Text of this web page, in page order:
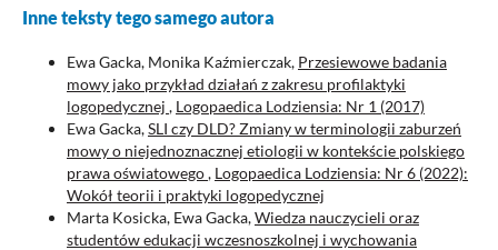
Inne teksty tego samego autora
Ewa Gacka, Monika Kaźmierczak, Przesiewowe badania
mowy jako przykład działań z zakresu profilaktyki
logopedycznej , Logopaedica Lodziensia: Nr 1 (2017)
Ewa Gacka,SLI czy DLD? Zmiany w terminologii zaburzeń
mowy o niejednoznacznej etiologii w kontekście polskiego
prawa oświatowego, Logopaedica Lodziensia: Nr 6 (2022):
Wokół teorii i praktyki logopedycznej
Marta Kosicka, Ewa Gacka,Wiedza nauczycieli oraz
studentów edukacji wczesnoszkolnej i wychowania